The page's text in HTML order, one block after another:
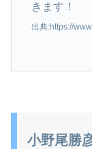
きます！
出典:https://
小野尾勝